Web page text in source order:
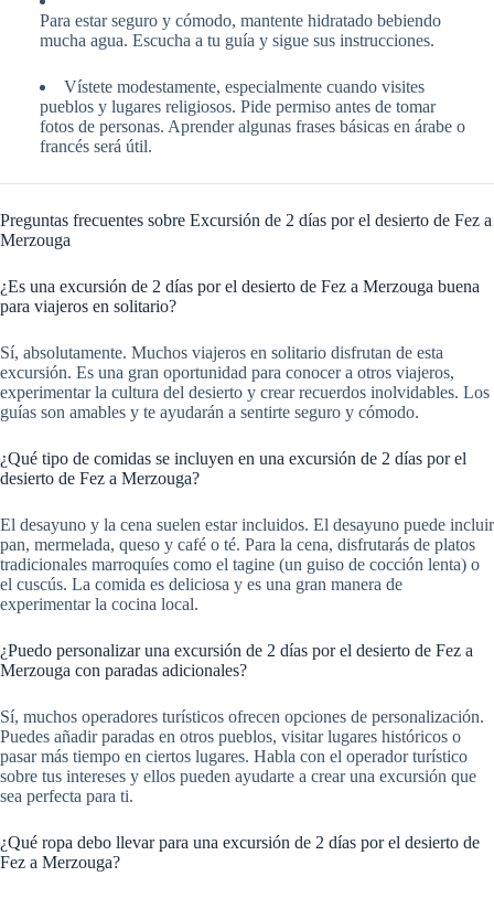
Para estar seguro y cómodo, mantente hidratado bebiendo
mucha agua. Escucha a tu guía y sigue sus instrucciones.
Vístete modestamente, especialmente cuando visites
pueblos y lugares religiosos. Pide permiso antes de tomar
fotos de personas. Aprender algunas frases básicas en árabe o
francés será útil.
Preguntas frecuentes sobre Excursión de 2 días por el desierto de Fez a
Merzouga
¿Es una excursión de 2 días por el desierto de Fez a Merzouga buena
para viajeros en solitario?
Sí, absolutamente. Muchos viajeros en solitario disfrutan de esta
excursión. Es una gran oportunidad para conocer a otros viajeros,
experimentar la cultura del desierto y crear recuerdos inolvidables. Los
guías son amables y te ayudarán a sentirte seguro y cómodo.
¿Qué tipo de comidas se incluyen en una excursión de 2 días por el
desierto de Fez a Merzouga?
El desayuno y la cena suelen estar incluidos. El desayuno puede incluir
pan, mermelada, queso y café o té. Para la cena, disfrutarás de platos
tradicionales marroquíes como el tagine (un guiso de cocción lenta) o
el cuscús. La comida es deliciosa y es una gran manera de
experimentar la cocina local.
¿Puedo personalizar una excursión de 2 días por el desierto de Fez a
Merzouga con paradas adicionales?
Sí, muchos operadores turísticos ofrecen opciones de personalización.
Puedes añadir paradas en otros pueblos, visitar lugares históricos o
pasar más tiempo en ciertos lugares. Habla con el operador turístico
sobre tus intereses y ellos pueden ayudarte a crear una excursión que
sea perfecta para ti.
¿Qué ropa debo llevar para una excursión de 2 días por el desierto de
Fez a Merzouga?